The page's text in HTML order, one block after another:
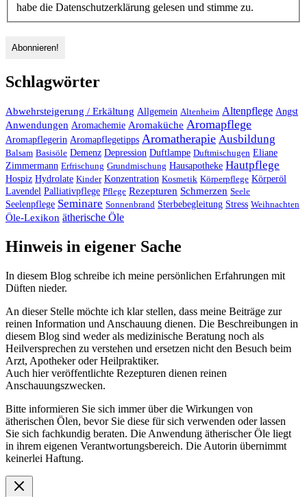
habe die Datenschutzerklärung gelesen und stimme zu.
Schlagwörter
Abwehrsteigerung / Erkältung Allgemein Altenheim Altenpflege Angst
Anwendungen Aromachemie Aromaküche Aromapflege
Aromapflegerin Aromapflegetipps Aromatherapie Ausbildung
Balsam Basisöle Demenz Depression Duftlampe Duftmischugen Eliane
Zimmermann Erfrischung Grundmischung Hausapotheke Hautpflege
Hospiz Hydrolate Kinder Konzentration Kosmetik Körperpflege Körperöl
Lavendel Palliativpflege Pflege Rezepturen Schmerzen Seele
Seelenpflege Seminare Sonnenbrand Sterbebegleitung Stress Weihnachten
Öle-Lexikon ätherische Öle
Hinweis in eigener Sache
In diesem Blog schreibe ich meine persönlichen Erfahrungen mit
Düften nieder.
An dieser Stelle möchte ich klar stellen, dass meine Beiträge zur
reinen Information und Anschauung dienen. Die Beschreibungen in
diesem Blog sind weder als medizinische Beratung noch als
Heilversprechen zu verstehen und ersetzen nicht den Besuch beim
Arzt, Apotheker oder Heilpraktiker.
Auch hier veröffentlichte Rezepturen dienen reinen
Anschauungszwecken.
Bitte informieren Sie sich immer über die Wirkungen von
ätherischen Ölen, bevor Sie diese für sich verwenden oder lassen
Sie sich fachkundig beraten. Die Anwendung ätherischer Öle liegt
in ihrem eigenen Verantwortungsbereich. Die Autorin übernimmt
keinerlei Haftung.